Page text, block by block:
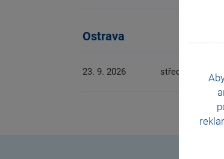
Ostrava
23. 9. 2026 středa